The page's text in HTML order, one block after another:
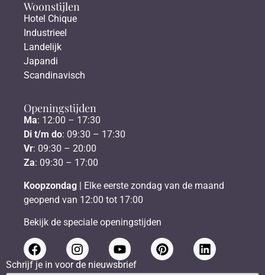
Woonstijlen
Hotel Chique
Industrieel
Landelijk
Japandi
Scandinavisch
Openingstijden
Ma: 12:00 – 17:30
Di t/m do: 09:30 – 17:30
Vr: 09:30 – 20:00
Za: 09:30 – 17:00
Koopzondag | Elke eerste zondag van de maand
geopend van 12:00 tot 17:00
Bekijk de speciale openingstijden
Schrijf je in voor de nieuwsbrief